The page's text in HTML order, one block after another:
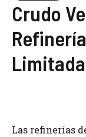
Crudo
Las refinerías